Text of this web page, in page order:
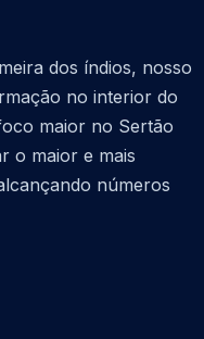
dos índios, nosso
no interior do
maior no Sertão
o maior e mais
números